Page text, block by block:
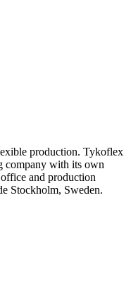
production. Tykoflex
company with its own
and production
Stockholm, Sweden.